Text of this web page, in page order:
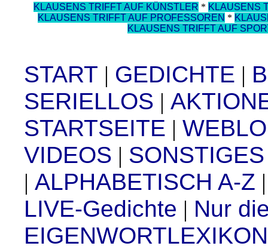
KLAUSENS TRIFFT AUF KÜNSTLER * KLAUSENS
KLAUSENS TRIFFT AUF PROFESSOREN *
KLAUSENS TRIFFT AUF
START | GEDICHTE |
SERIELLOS |
STARTSEITE |
VIDEOS | SONSTIGES
| ALPHABETISCH A-Z
LIVE-Gedichte | Nur
EIGENWORTLEXIKON